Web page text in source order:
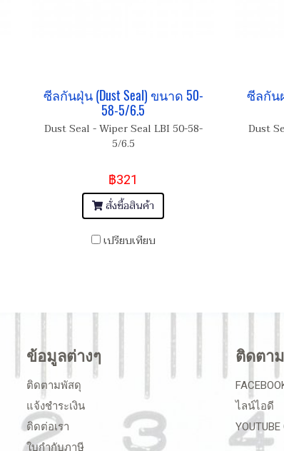
ซีลกันฝุ่น (Dust Seal) ขนาด 50-
58-5/6.5
Dust Seal - Wiper Seal LBI 50-58-
5/6.5
฿321
สั่งซื้อสินค้า
เปรียบเทียบ
ซีลกัน
Dust
ข้อมูลต่างๆ
ติดตามพัสดุ
แจ้งชำระเงิน
ติดต่อเรา
ใบกำกับภาษี
ติดตา
ไลน์ไอดี